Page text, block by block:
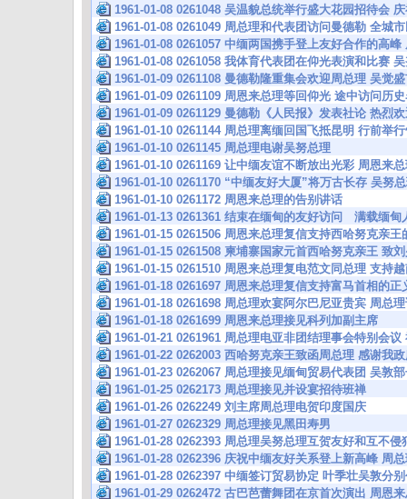
1961-01-08 0261048 吴温貌总统举行盛大花园招待会
1961-01-08 0261049 周总理和代表团访问曼德勒 全城
1961-01-08 0261057 中缅两国携手登上友好合作的高
1961-01-08 0261058 我体育代表团在仰光表演和比赛
1961-01-09 0261108 曼德勒隆重集会欢迎周总理 吴觉
1961-01-09 0261109 周恩来总理等回仰光 途中访问历
1961-01-09 0261129 曼德勒《人民报》发表社论 热烈
1961-01-10 0261144 周总理离缅回国飞抵昆明 行前举
1961-01-10 0261145 周总理电谢吴努总理
1961-01-10 0261169 让中缅友谊不断放出光彩 周恩来
1961-01-10 0261170 “中缅友好大厦”将万古长存 吴努
1961-01-10 0261172 周恩来总理的告别讲话
1961-01-13 0261361 结束在缅甸的友好访问 满载缅甸
1961-01-15 0261506 周恩来总理复信支持西哈努克亲
1961-01-15 0261508 柬埔寨国家元首西哈努克亲王 致
1961-01-15 0261510 周恩来总理复电范文同总理 支持
1961-01-18 0261697 周恩来总理复信支持富马首相的
1961-01-18 0261698 周总理欢宴阿尔巴尼亚贵宾 周总
1961-01-18 0261699 周恩来总理接见科列加副主席
1961-01-21 0261961 周总理电亚非团结理事会特别会
1961-01-22 0262003 西哈努克亲王致函周总理 感谢我
1961-01-23 0262067 周总理接见缅甸贸易代表团 吴敦
1961-01-25 0262173 周总理接见并设宴招待班禅
1961-01-26 0262249 刘主席周总理电贺印度国庆
1961-01-27 0262329 周总理接见黑田寿男
1961-01-28 0262393 周总理吴努总理互贺友好和互不
1961-01-28 0262396 庆祝中缅友好关系登上新高峰 周
1961-01-28 0262397 中缅签订贸易协定 叶季壮吴敦分
1961-01-29 0262472 古巴芭蕾舞团在京首次演出 周恩